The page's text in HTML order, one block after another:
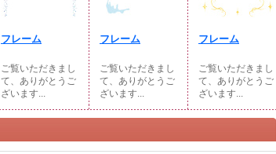
フレーム
ご覧いただきまし
て、ありがとうご
ざいます...
フレーム
ご覧いただきまし
て、ありがとうご
ざいます...
フレーム
ご覧いただきまし
て、ありがとうご
ざいます...